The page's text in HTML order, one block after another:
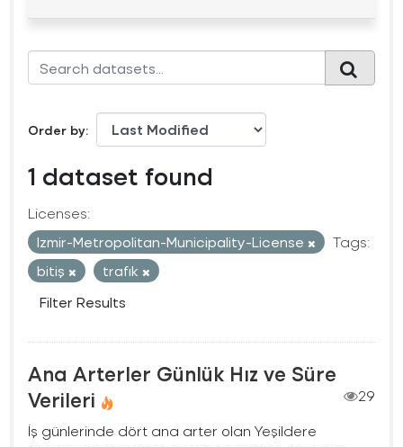
Order by
1 dataset found
Licenses:
Izmir-Metropolitan-Municipality-License
Tags:
bitiş
trafık
Filter Results
Ana Arterler Günlük Hız ve Süre
Verileri
29
İş günlerinde dört ana arter olan Yeşildere